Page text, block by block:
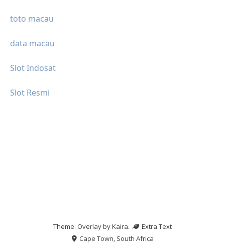
toto macau
data macau
Slot Indosat
Slot Resmi
Theme: Overlay byKaira.
Extra Text
Cape Town, South Africa